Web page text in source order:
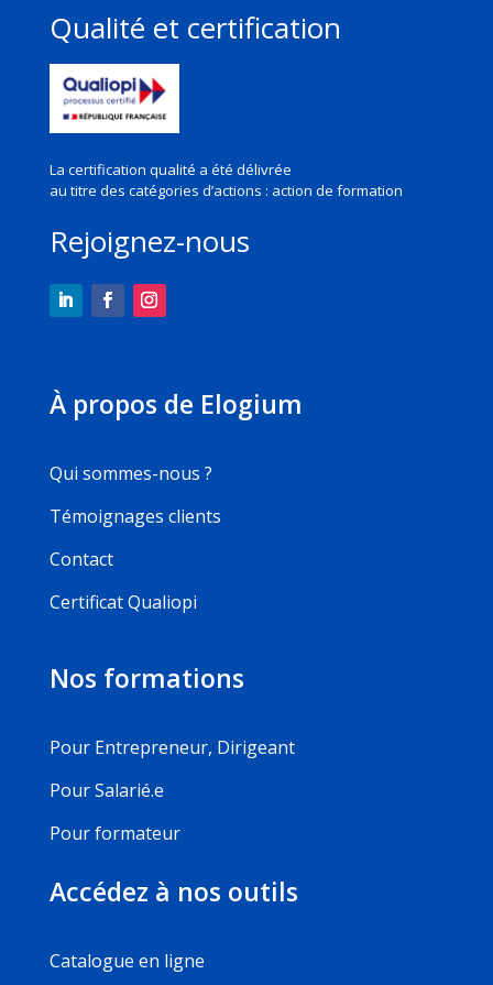
Qualité et certification
La certification qualité a été délivrée
au titre des catégories d’actions : action de formation
Rejoignez-nous
À propos de Elogium
Qui sommes-nous ?
Témoignages clients
Contact
Certificat Qualiopi
Nos formations
Pour Entrepreneur, Dirigeant
Pour Salarié.e
Pour formateur
Accédez à nos outils
Catalogue en ligne